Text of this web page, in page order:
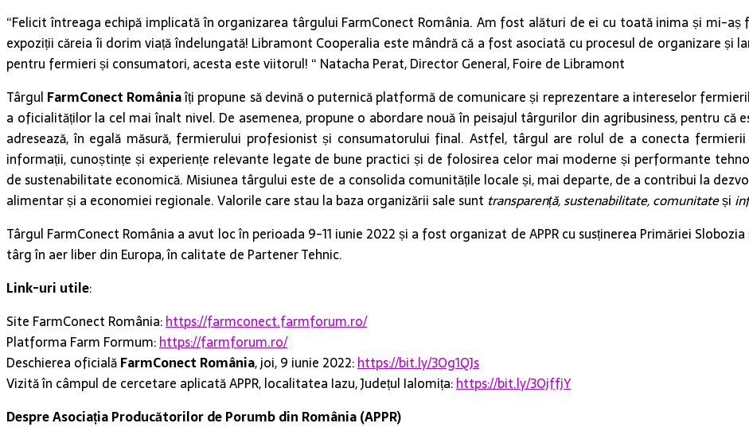
“Felicit întreaga echipă implicată în organizarea târgului FarmConect România. Am fost alături de ei cu toată inima și mi-
expoziții căreia îi dorim viață îndelungată! Libramont Cooperalia este mândră că a fost asociată cu procesul de organizare
pentru fermieri și consumatori, acesta este viitorul! “ Natacha Perat, Director General, Foire de Libramont
Târgul FarmConect Româniaîți propune să devină o puternică platformă de comunicare și reprezentare a intereselor
a oficialităților la cel mai înalt nivel. De asemenea, propune o abordare nouă în peisajul târgurilor din agribusiness, pentru
adresează, în egală măsură, fermierului profesionist și consumatorului final. Astfel, târgul are rolul de a conecta
informații, cunoștințe și experiențe relevante legate de bune practici și de folosirea celor mai moderne și performante
de sustenabilitate economică. Misiunea târgului este de a consolida comunitățile locale și, mai departe, de a contribui la
alimentar și a economiei regionale. Valorile care stau la baza organizării sale sunt transparență, sustenabilitate, comunitateși
Târgul FarmConect România a avut loc în perioada 9-11 iunie 2022 și a fost organizat de APPR cu susținerea Primăriei
târg în aer liber din Europa, în calitate de Partener Tehnic.
Link-uri utile:
Site FarmConect România:https://farmconect.farmforum.ro/
Platforma Farm Formum:https://farmforum.ro/
Deschierea oficialăFarmConect România, joi, 9 iunie 2022:https://bit.ly/3Og1QJs
Vizită în câmpul de cercetare aplicată APPR, localitatea Iazu, Județul Ialomița:https://bit.ly/3OjffjY
DespreAsociația Producătorilor de Porumb din România (APPR)